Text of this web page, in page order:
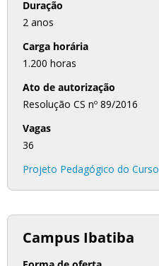
Duração
2 anos
Carga horária
1.200 horas
Ato de autorização
Resolução CS nº 89/2016
Vagas
36
Projeto Pedagógico do Curso
Campus Ibatiba